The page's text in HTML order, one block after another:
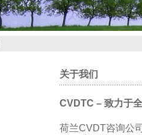
关于我们
CVDTC – 致力于
荷兰CVDT咨询公